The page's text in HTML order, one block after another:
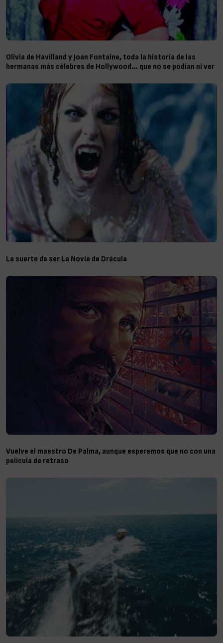
Olivia de Havilland y Joan Fontaine, toda la historia de las
hermanas más célebres de Hollywood… que no se podían ni ver
La suerte de ser La Novia de Drácula
Vuelve el maestro De Palma, aunque esperemos que no con una
película de retraso